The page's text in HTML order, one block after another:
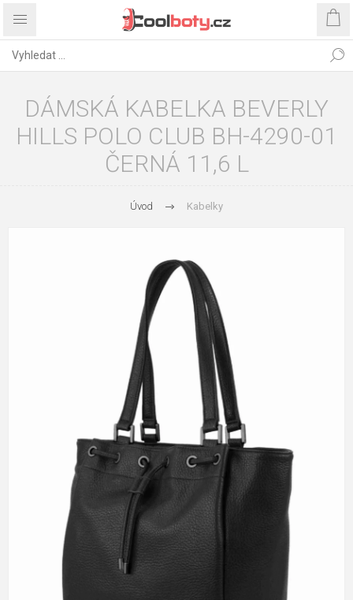
DÁMSKÁ KABELKA BEVERLY
HILLS POLO CLUB BH-4290-01
ČERNÁ 11,6 L
Úvod Kabelky